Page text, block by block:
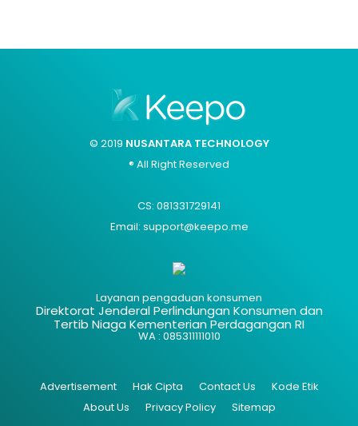
© 2019 NUSANTARA TECHNOLOGY
® All Right Reserved
CS: 081331729141
Email: support@keepo.me
Layanan pengaduan konsumen
Direktorat Jenderal Perlindungan Konsumen dan
Tertib Niaga Kementerian Perdagangan RI
WA : 085311111010
Advertisement Hak Cipta Contact Us
Kode Etik
About Us
Privacy Policy Sitemap